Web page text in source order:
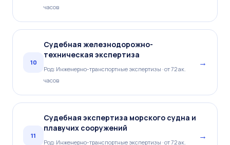
часов
10
Судебная железнодорожно-
техническая экспертиза
Род: Инженерно-транспортные экспертизы · от 72 ак.
часов
→
11
Судебная экспертиза морского судна и
плавучих сооружений
Род: Инженерно-транспортные экспертизы · от 72 ак.
→